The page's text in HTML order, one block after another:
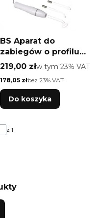
BS Aparat do
zabiegów o profilu
medycznym
Darsonval BR-D211
Cena brutto
219,00 złw tym %s VAT
w tym 23% VAT
Cena netto
178,05 złbez 23% VAT
Do koszyka
z 1